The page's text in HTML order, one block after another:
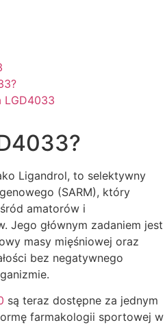
LGD4033
Ligandrol, to selektywny
(SARM), który
amatorów i
Jego głównym zadaniem jest
masy mięśniowej oraz
bez negatywnego
są teraz dostępne za jednym
farmakologii sportowej w